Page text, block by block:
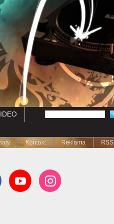
Kontakt Reklama RSS